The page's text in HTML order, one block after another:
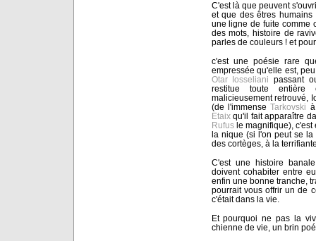
C'est là que peuvent
et que des êtres humains
une ligne de fuite comme
des mots, histoire de
parles de couleurs ! et
c'est une poésie rare
empressée qu'elle est,
Otar Iosseliani passant
restitue toute
malicieusement retrouvé,
(de l'immenseTarkovski
Etaixqu'il fait apparaître
Rufusle magnifique), c'est
la nique (si l'on peut se la
des cortèges, à la
C'est une histoire
doivent cohabiter entre
enfin une bonne tranche,
pourrait vous offrir un de
c'était dans la vie.
Et pourquoi ne pas la
chienne de vie, un brin